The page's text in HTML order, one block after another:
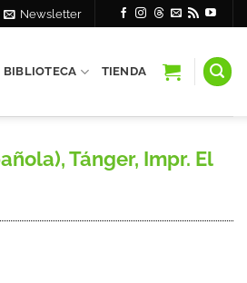
Newsletter
BIBLIOTECA TIENDA
Tánger, Impr. El